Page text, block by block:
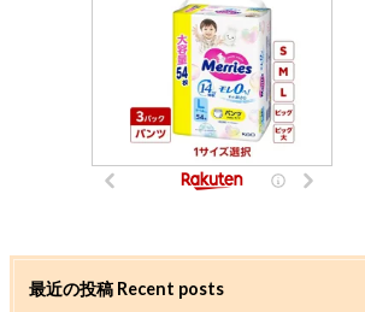
最近の投稿 Recent posts